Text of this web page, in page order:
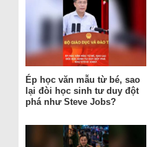
Ép học văn mẫu từ bé, sao
lại đòi học sinh tư duy đột
phá như Steve Jobs?